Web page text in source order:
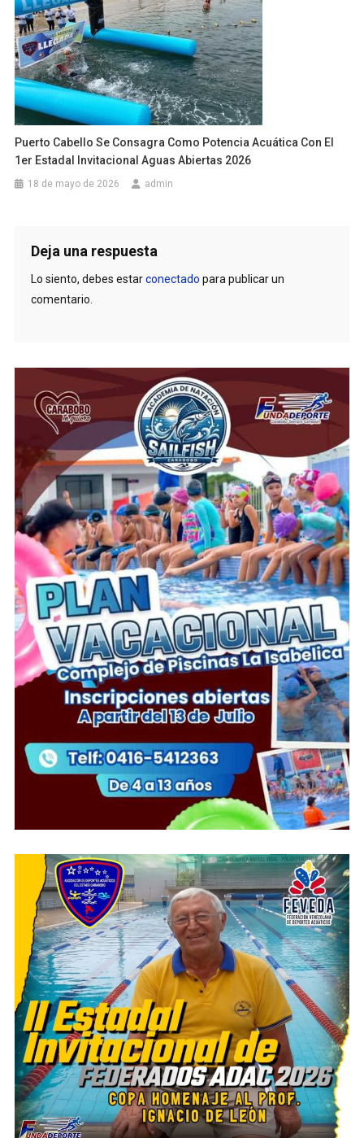
Puerto Cabello Se Consagra Como Potencia Acuática Con El
1er Estadal Invitacional Aguas Abiertas 2026
18 de mayo de 2026 admin
Deja una respuesta
Lo siento, debes estarconectado para publicar un
comentario.